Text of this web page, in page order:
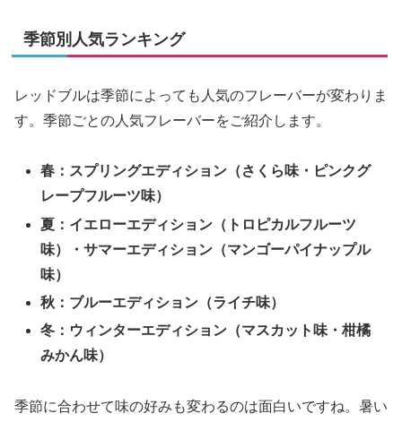
季節別人気ランキング
レッドブルは季節によっても人気のフレーバーが変わりま
す。季節ごとの人気フレーバーをご紹介します。
春：スプリングエディション（さくら味・ピンクグ
レープフルーツ味）
夏：イエローエディション（トロピカルフルーツ
味）・サマーエディション（マンゴーパイナップル
味）
秋：ブルーエディション（ライチ味）
冬：ウィンターエディション（マスカット味・柑橘
みかん味）
季節に合わせて味の好みも変わるのは面白いですね。暑い